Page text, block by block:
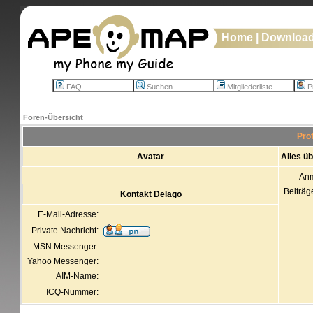
Home
FAQ Suchen Mitgliederliste
Foren-Übersicht
Avatar Alles
Kontakt Delago
E-Mail-Adresse:
Private Nachricht:
MSN Messenger:
Yahoo Messenger:
AIM-Name:
ICQ-Nummer: